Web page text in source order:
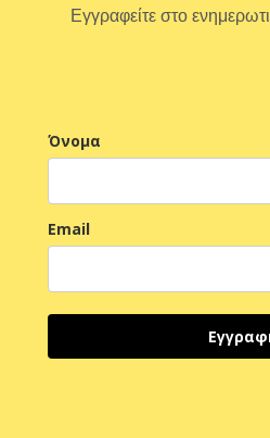
Εγγραφείτε στο
Όνομα
Email